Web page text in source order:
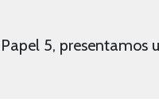
5, presentamos